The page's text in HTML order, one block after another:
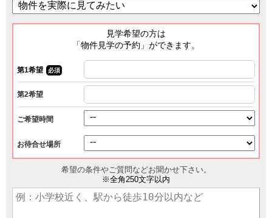
見学希望の方は
「物件見学の予約」ができます。
第1希望 必須
第2希望
ご希望時間
お待合せ場所
希望の条件やご質問などお聞かせ下さい。
※全角250文字以内